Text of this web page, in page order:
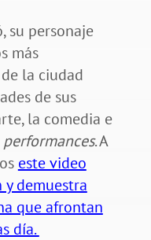
su personaje
más
la ciudad
de sus
la comedia e
performances. A
este video
demuestra
que afrontan
día.